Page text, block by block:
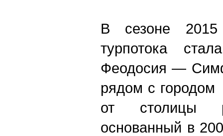
В сезоне
турпотока
Феодосия —
рядом с городом
от столицы
основанный в